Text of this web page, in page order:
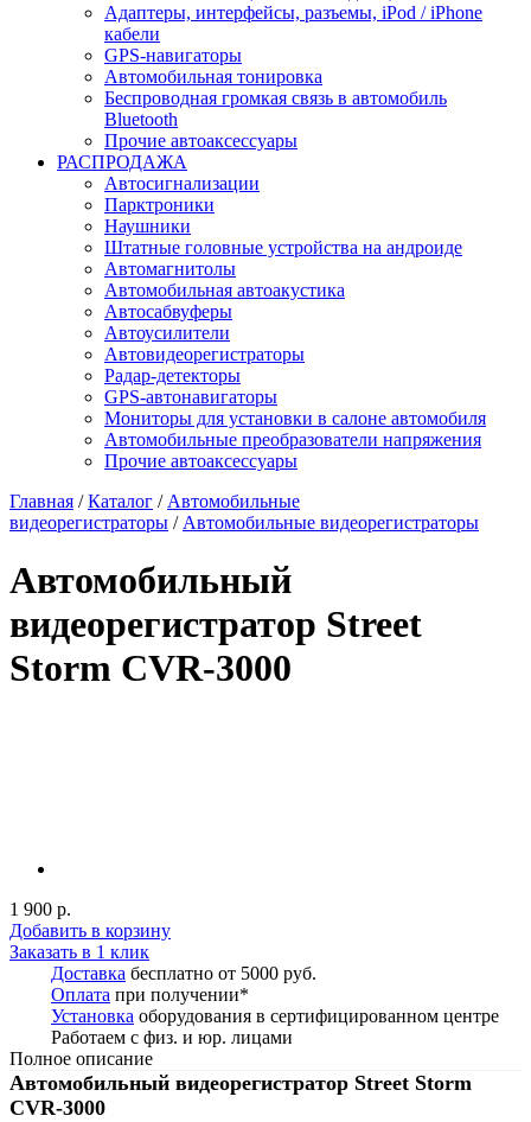
Адаптеры, интерфейсы, разъемы, iPod / iPhone
кабели
GPS-навигаторы
Автомобильная тонировка
Беспроводная громкая связь в автомобиль
Bluetooth
Прочие автоаксессуары
РАСПРОДАЖА
Автосигнализации
Парктроники
Наушники
Штатные головные устройства на андроиде
Автомагнитолы
Автомобильная автоакустика
Автосабвуферы
Автоусилители
Автовидеорегистраторы
Радар-детекторы
GPS-автонавигаторы
Мониторы для установки в салоне автомобиля
Автомобильные преобразователи напряжения
Прочие автоаксессуары
Главная /Каталог / Автомобильные
видеорегистраторы / Автомобильные видеорегистраторы
Автомобильный
видеорегистратор Street
Storm CVR-3000
1 900 р.
Добавить в корзину
Заказать в 1 клик
Доставка бесплатно от 5000 руб.
Оплата при получении*
Установка оборудования в сертифицированном центре
Работаем с физ. и юр. лицами
Полное описание
Автомобильный видеорегистратор Street Storm
CVR-3000